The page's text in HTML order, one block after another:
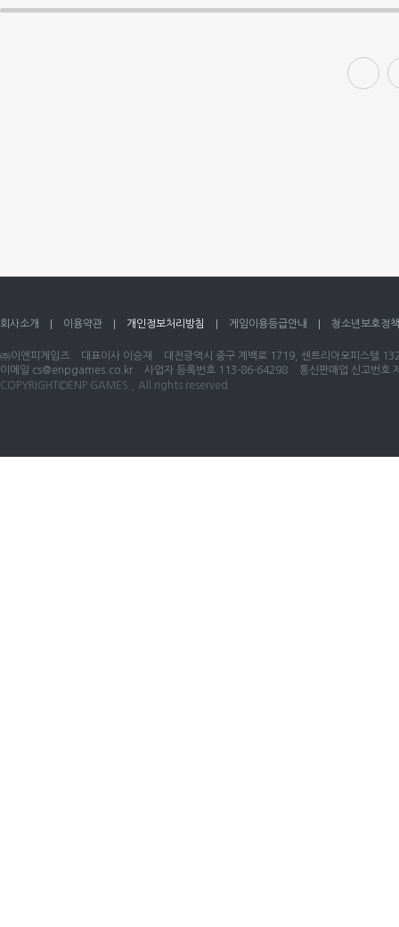
회사소개 이용약관 개인정보처리방침 게임이용등급안내 청소년보호정책
㈜이엔피게임즈 대표이사 이승재
대전광역시 중구 계백로 1719, 센트리아오피스텔
이메일 cs@enpgames.co.kr 사업자 등록번호 113-86-64298
통신판매업 신고번호
COPYRIGHT©ENP GAMES., All rights reserved.